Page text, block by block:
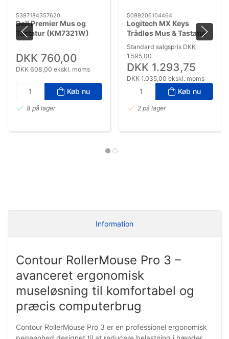
5397184357620
Dell Premier Mus og
Tastatur (KM7321W)
DKK 760,00
DKK 608,00 ekskl. moms
Køb nu
8 på lager
5099206104464
Logitech MX Keys
Trådløs Mus & Tastatur
Standard salgspris DKK
1.595,00
DKK 1.293,75
DKK 1.035,00 ekskl. moms
Køb nu
2 på lager
Information
Contour RollerMouse Pro 3 –
avanceret ergonomisk
museløsning til komfortabel og
præcis computerbrug
Contour RollerMouse Pro 3 er en professionel ergonomisk